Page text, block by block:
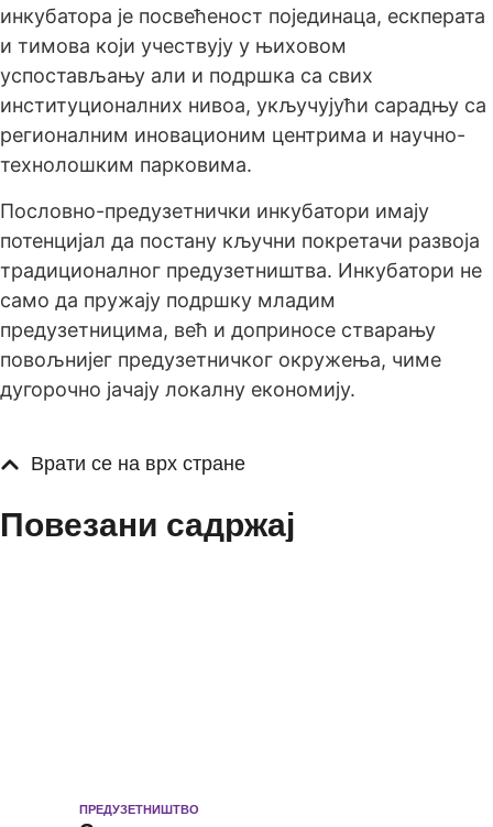
инкубатора је посвећеност појединаца, ескперата
и тимова који учествују у њиховом
успостављању али и подршка са свих
институционалних нивоа, укључујући сарадњу са
регионалним иновационим центрима и научно-
технолошким парковима.
Пословно-предузетнички инкубатори имају
потенцијал да постану кључни покретачи развоја
традиционалног предузетништва. Инкубатори не
само да пружају подршку младим
предузетницима, већ и доприносе стварању
повољнијег предузетничког окружења, чиме
дугорочно јачају локалну економију.
Врати се на врх стране
Повезани садржај
ПРЕДУЗЕТНИШТВО